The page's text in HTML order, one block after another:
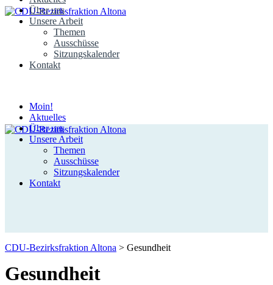
Über uns
Unsere Arbeit
Themen
Ausschüsse
Sitzungskalender
Kontakt
Moin!
Aktuelles
Über uns
Unsere Arbeit
Themen
Ausschüsse
Sitzungskalender
Kontakt
CDU-Bezirksfraktion Altona > Gesundheit
Gesundheit